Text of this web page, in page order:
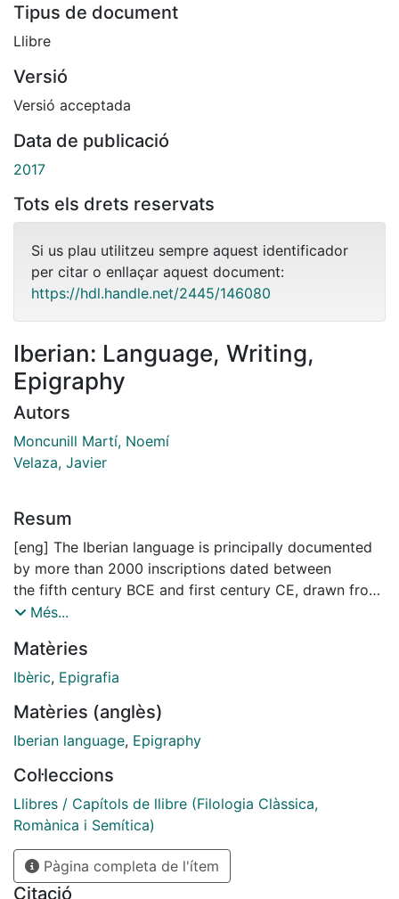
Tipus de document
Llibre
Versió
Versió acceptada
Data de publicació
2017
Tots els drets reservats
Si us plau utilitzeu sempre aquest identificador
per citar o enllaçar aquest document:
https://hdl.handle.net/2445/146080
Iberian: Language, Writing,
Epigraphy
Autors
Moncunill Martí, Noemí
Velaza, Javier
Resum
[eng] The Iberian language is principally documented
by more than 2000 inscriptions dated between
the fifth century BCE and first century CE, drawn from
a region of the Mediterranean belt that
to Almeria. It is currently an
undeciphered language. We are able to read its texts
briefest and most formulaic of them with some
competence, but nonetheless are unable
perspective, it is almost certainly an
agglutinative language which may present ergative
features. Its hypothetical
relationships with other languages, ancient or modern,
are, however, still unproven:
although a relationship with Aquitanian or ancient
Més...
Matèries
Ibèric, Epigrafia
Matèries (anglès)
Iberian language, Epigraphy
Col·leccions
Llibres / Capítols de llibre (Filologia Clàssica,
Romànica i Semítica)
Pàgina completa de l'ítem
Citació